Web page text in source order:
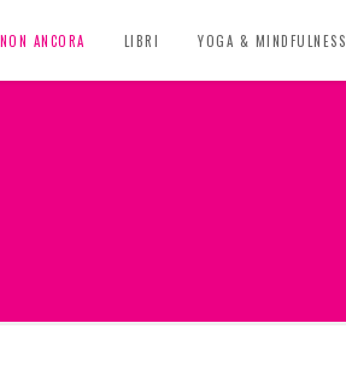
ANCORA LIBRI YOGA & MINDFULNESS